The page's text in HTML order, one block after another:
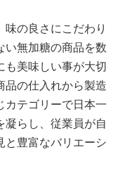
の良さにこだわり
い無加糖の商品を数
も美味しい事が大切
品の仕入れから製造
カテゴリーで日本一
凝らし、従業員が自
と豊富なバリエーシ